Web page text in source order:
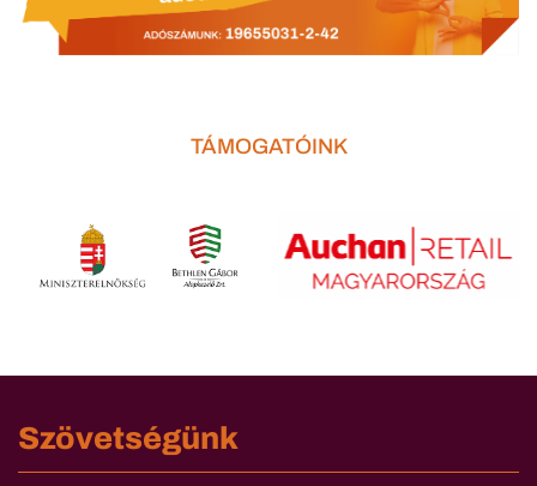
TÁMOGATÓINK
Szövetségünk